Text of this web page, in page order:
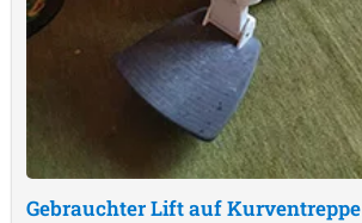
Gebrauchter Lift auf Kurventreppe